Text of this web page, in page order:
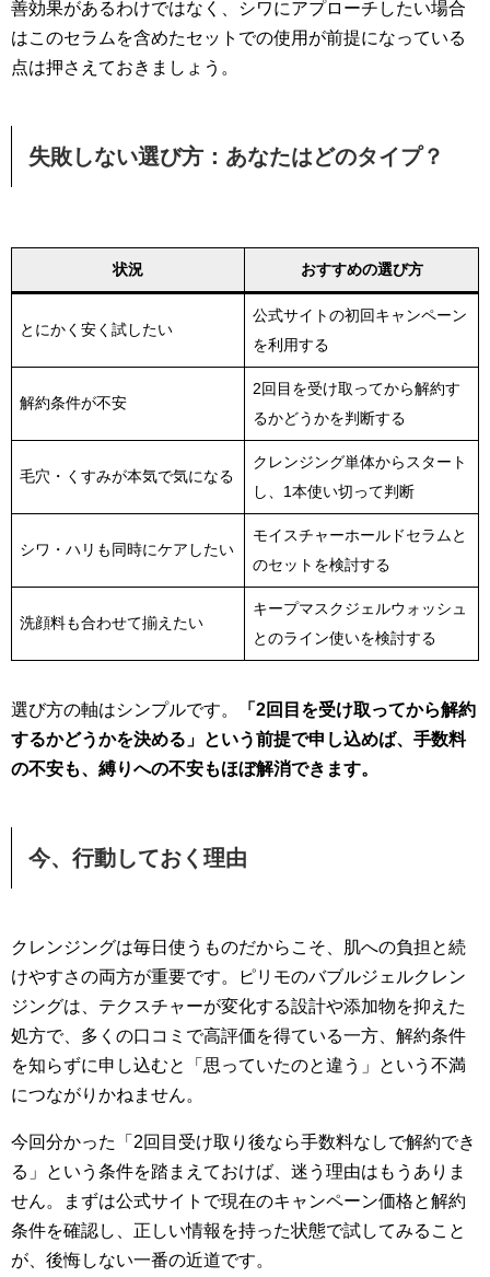
善効果があるわけではなく、シワにアプローチしたい場合
はこのセラムを含めたセットでの使用が前提になっている
点は押さえておきましょう。
失敗しない選び方：あなたはどのタイプ？
状況 おすすめの選び方
とにかく安く試したい
公式サイトの初回キャンペーン
を利用する
解約条件が不安
2回目を受け取ってから解約す
るかどうかを判断する
毛穴・くすみが本気で気になる
クレンジング単体からスタート
し、1本使い切って判断
シワ・ハリも同時にケアしたい
モイスチャーホールドセラムと
のセットを検討する
洗顔料も合わせて揃えたい
キープマスクジェルウォッシュ
とのライン使いを検討する
選び方の軸はシンプルです。
「2回目を受け取ってから解約
するかどうかを決める」という前提で申し込めば、手数料
の不安も、縛りへの不安もほぼ解消できます。
今、行動しておく理由
クレンジングは毎日使うものだからこそ、肌への負担と続
けやすさの両方が重要です。ピリモのバブルジェルクレン
ジングは、テクスチャーが変化する設計や添加物を抑えた
処方で、多くの口コミで高評価を得ている一方、解約条件
を知らずに申し込むと「思っていたのと違う」という不満
につながりかねません。
今回分かった「2回目受け取り後なら手数料なしで解約でき
る」という条件を踏まえておけば、迷う理由はもうありま
せん。まずは公式サイトで現在のキャンペーン価格と解約
条件を確認し、正しい情報を持った状態で試してみること
が、後悔しない一番の近道です。